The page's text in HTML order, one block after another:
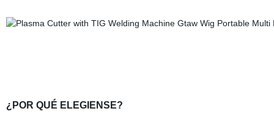
¿POR QUÉ ELEGIENSE?